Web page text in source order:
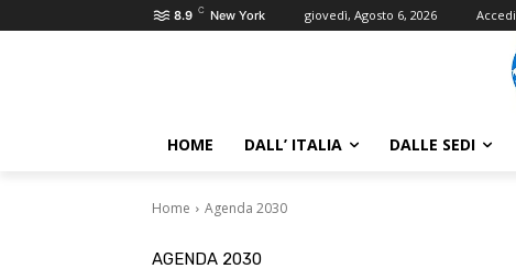
8.9 C New York giovedì, Agosto 6, 2026 Accedi
HOME DALL’ ITALIA DALLE SEDI
Home Agenda 2030
AGENDA 2030